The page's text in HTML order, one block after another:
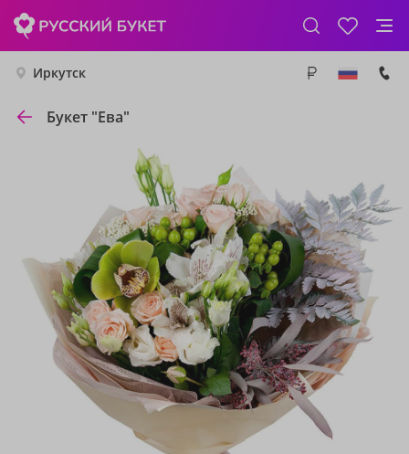
Иркутск
Букет "Ева"